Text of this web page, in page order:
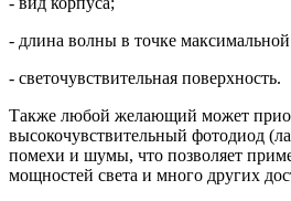
- длина волны в точке максимальной
- светочувствительная поверхность.
Также любой желающий может
высокочувствительный фотодиод
помехи и шумы, что позволяет
мощностей света и много других